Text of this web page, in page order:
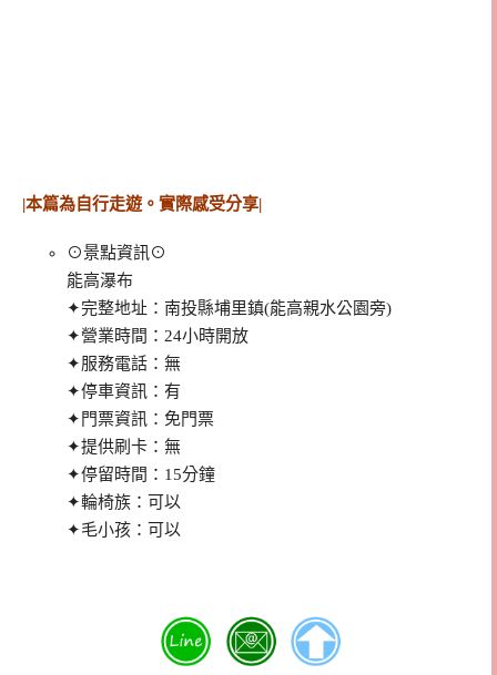
|本篇為自行走遊。實際感受分享|
⊙景點資訊⊙
能高瀑布
✦完整地址：南投縣埔里鎮(能高親水公園旁)
✦營業時間：24小時開放
✦服務電話：無
✦停車資訊：有
✦門票資訊：免門票
✦提供刷卡：無
✦停留時間：15分鐘
✦輪椅族：可以
✦毛小孩：可以